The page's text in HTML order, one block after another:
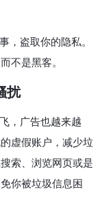
，盗取你的隐私。
不是黑客。
扰
，广告也越来越
虚假账户，减少垃
索、浏览网页或是
你被垃圾信息困